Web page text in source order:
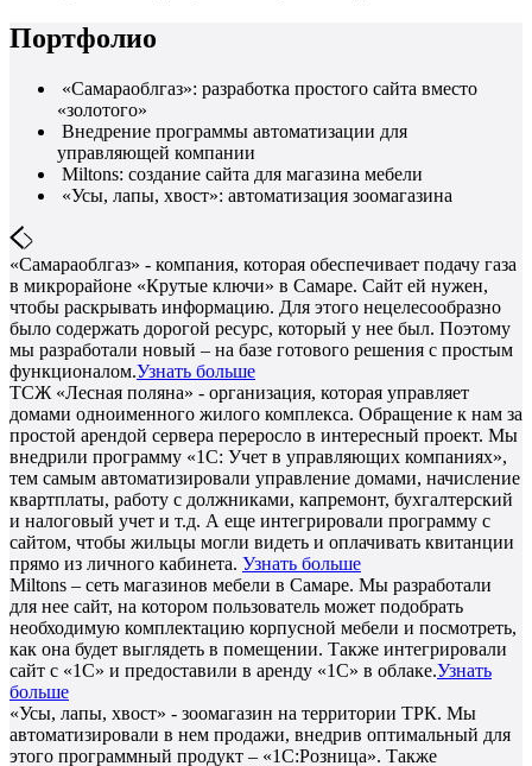
Портфолио
«Самараоблгаз»: разработка простого сайта вместо
«золотого»
Внедрение программы автоматизации для
управляющей компании
Miltons: создание сайта для магазина мебели
«Усы, лапы, хвост»: автоматизация зоомагазина
«Самараоблгаз» - компания, которая обеспечивает подачу газа
в микрорайоне «Крутые ключи» в Самаре. Сайт ей нужен,
чтобы раскрывать информацию. Для этого нецелесообразно
было содержать дорогой ресурс, который у нее был. Поэтому
мы разработали новый – на базе готового решения с простым
функционалом.Узнать больше
ТСЖ «Лесная поляна» - организация, которая управляет
домами одноименного жилого комплекса. Обращение к нам за
простой арендой сервера переросло в интересный проект. Мы
внедрили программу «1С: Учет в управляющих компаниях»,
тем самым автоматизировали управление домами, начисление
квартплаты, работу с должниками, капремонт, бухгалтерский
и налоговый учет и т.д. А еще интегрировали программу с
сайтом, чтобы жильцы могли видеть и оплачивать квитанции
прямо из личного кабинета. Узнать больше
Miltons – сеть магазинов мебели в Самаре. Мы разработали
для нее сайт, на котором пользователь может подобрать
необходимую комплектацию корпусной мебели и посмотреть,
как она будет выглядеть в помещении. Также интегрировали
сайт с «1С» и предоставили в аренду «1С» в облаке.Узнать
больше
«Усы, лапы, хвост» - зоомагазин на территории ТРК. Мы
автоматизировали в нем продажи, внедрив оптимальный для
этого программный продукт – «1С:Розница». Также